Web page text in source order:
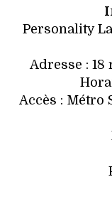
Personality
Adresse :
Accès : Métro